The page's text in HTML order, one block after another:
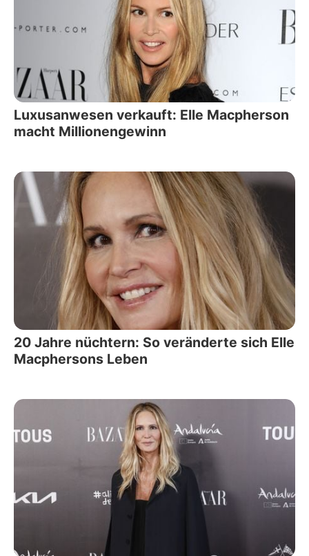
Luxusanwesen verkauft: Elle Macpherson
macht Millionengewinn
20 Jahre nüchtern: So veränderte sich Elle
Macphersons Leben